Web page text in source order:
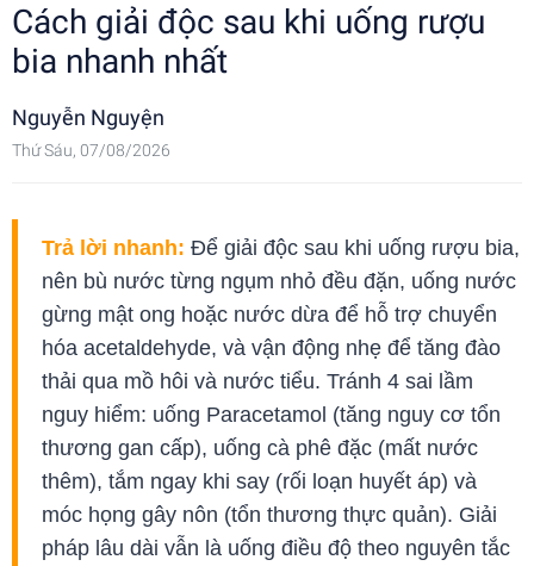
Cách giải độc sau khi uống rượu
bia nhanh nhất
Nguyễn Nguyện
Thứ Sáu, 07/08/2026
Trả lời nhanh: Để giải độc sau khi uống rượu bia,
nên bù nước từng ngụm nhỏ đều đặn, uống nước
gừng mật ong hoặc nước dừa để hỗ trợ chuyển
hóa acetaldehyde, và vận động nhẹ để tăng đào
thải qua mồ hôi và nước tiểu. Tránh 4 sai lầm
nguy hiểm: uống Paracetamol (tăng nguy cơ tổn
thương gan cấp), uống cà phê đặc (mất nước
thêm), tắm ngay khi say (rối loạn huyết áp) và
móc họng gây nôn (tổn thương thực quản). Giải
pháp lâu dài vẫn là uống điều độ theo nguyên tắc